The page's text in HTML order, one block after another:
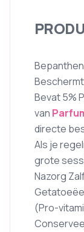
Bevat 5%
van
directe
Als je
grote
Nazorg
(Pro-